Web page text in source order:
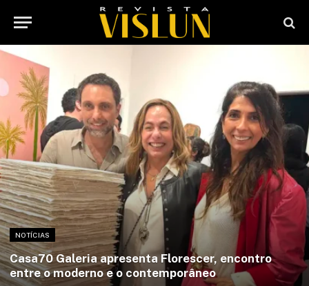
NOTÍCIAS
Casa70 Galeria apresenta Florescer, encontro
entre o moderno e o contemporâneo